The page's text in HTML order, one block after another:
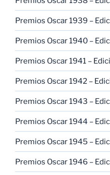
Premios Oscar 1939 –
Premios Oscar 1940 –
Premios Oscar 1941 –
Premios Oscar 1942 –
Premios Oscar 1943 –
Premios Oscar 1944 –
Premios Oscar 1945 –
Premios Oscar 1946 –